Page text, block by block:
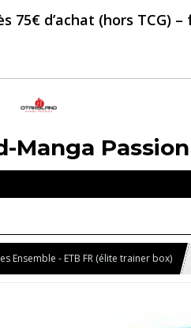
75€ d’achat (hors TCG)
Manga Passion
Ensemble - ETB FR (élite trainer box)